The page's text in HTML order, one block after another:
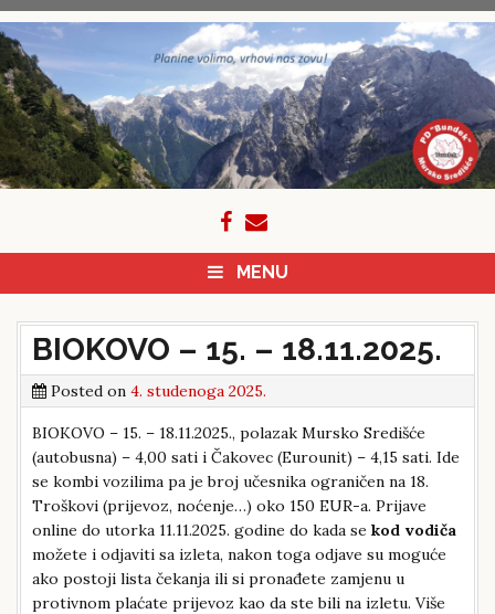
Skip
to
content
MENU
BIOKOVO – 15. – 18.11.2025.
Posted on 4. studenoga 2025.
BIOKOVO – 15. – 18.11.2025., polazak Mursko Središće
(autobusna) – 4,00 sati i Čakovec (Eurounit) – 4,15 sati. Ide
se kombi vozilima pa je broj učesnika ograničen na 18.
Troškovi (prijevoz, noćenje…) oko 150 EUR-a. Prijave
online do utorka 11.11.2025. godine do kada se kod vodiča
možete i odjaviti sa izleta, nakon toga odjave su moguće
ako postoji lista čekanja ili si pronađete zamjenu u
protivnom plaćate prijevoz kao da ste bili na izletu. Više